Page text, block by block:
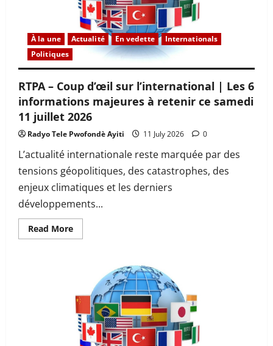
informations
essentielles
retenir
ce
dimanche
juillet
À la une Actualité En vedette
Internationals
Politiques
RTPA – Coup d’œil sur l’international | Les 6
informations majeures à retenir ce samedi
11 juillet 2026
Radyo Tele Pwofondè Ayiti 11 July 2026 0
L’actualité internationale reste marquée par des
tensions géopolitiques, des catastrophes, des
enjeux climatiques et les derniers
développements...
Read MoreRead
more
l’international
|
Les
informations
majeures